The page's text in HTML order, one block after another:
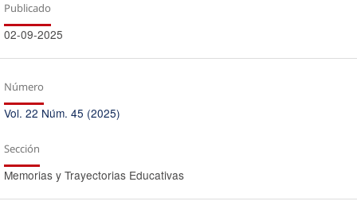
Publicado
02-09-2025
Número
Vol. 22 Núm. 45 (2025)
Sección
Memorias y Trayectorias Educativas